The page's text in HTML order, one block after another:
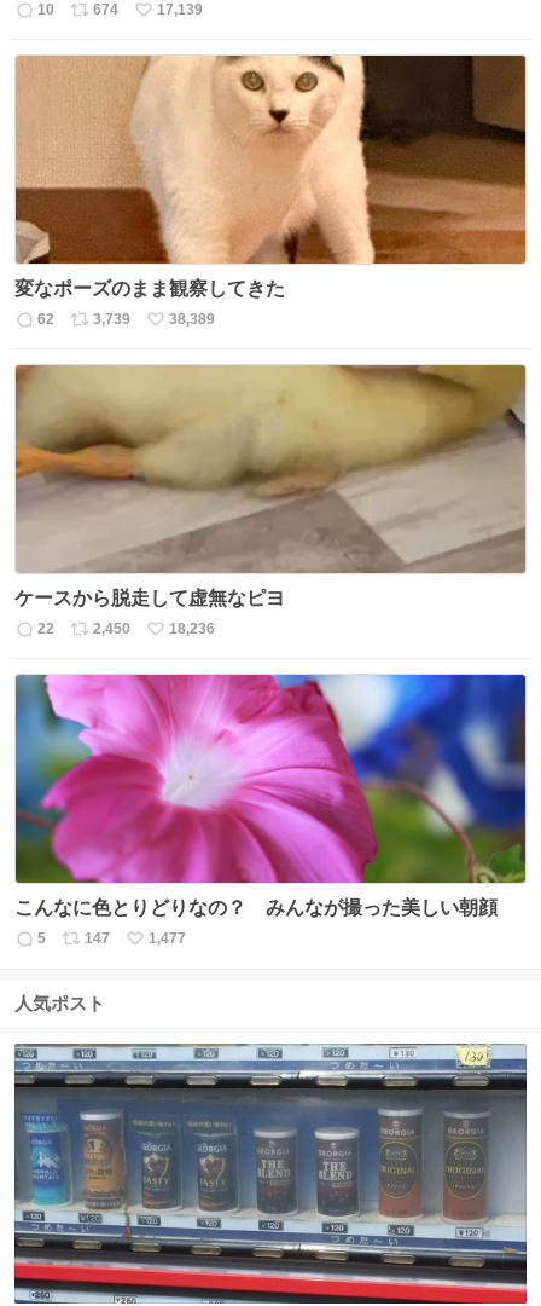
返
10
リ
ス
数
674
い
ね
数
17,139
変なポーズのまま観察してきた
返
数
62
リ
数
3,739
い
38,389
ケースから脱走して虚無なピヨ
返
22
リ
ト
数
2,450
い
ね
数
18,236
こんなに色とりどりなの？ みんなが撮った美しい朝顔
返
数
5
リ
ス
数
147
い
1,477
人気ポスト